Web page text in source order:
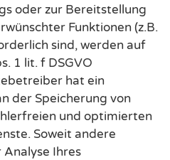
oder zur Bereitstellung
Funktionen (z.B.
sind, werden auf
1 lit. f DSGVO
hat ein
der Speicherung von
und optimierten
Soweit andere
Analyse Ihres